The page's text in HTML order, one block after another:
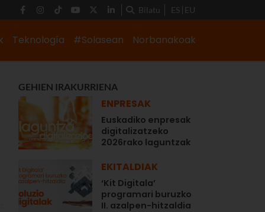
Bilatu ES EU
Teknología #Solasean Norbanakoak
GEHIEN IRAKURRIENA
ENPRESAK
Euskadiko enpresak
digitalizatzeko
2026rako laguntzak
EKITALDIAK
‘Kit Digitala’
programari buruzko
II. azalpen-hitzaldia